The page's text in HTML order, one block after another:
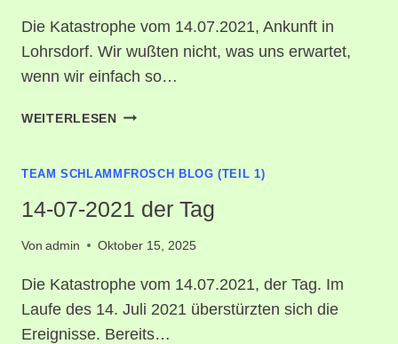
Die Katastrophe vom 14.07.2021, Ankunft in
Lohrsdorf. Wir wußten nicht, was uns erwartet,
wenn wir einfach so…
WEITERLESEN 14-
ANKUNFT
TEAM SCHLAMMFROSCH BLOG (TEIL 1)
14-07-2021 der Tag
Von admin Oktober 15, 2025
Die Katastrophe vom 14.07.2021, der Tag. Im
Laufe des 14. Juli 2021 überstürzten sich die
Ereignisse. Bereits…